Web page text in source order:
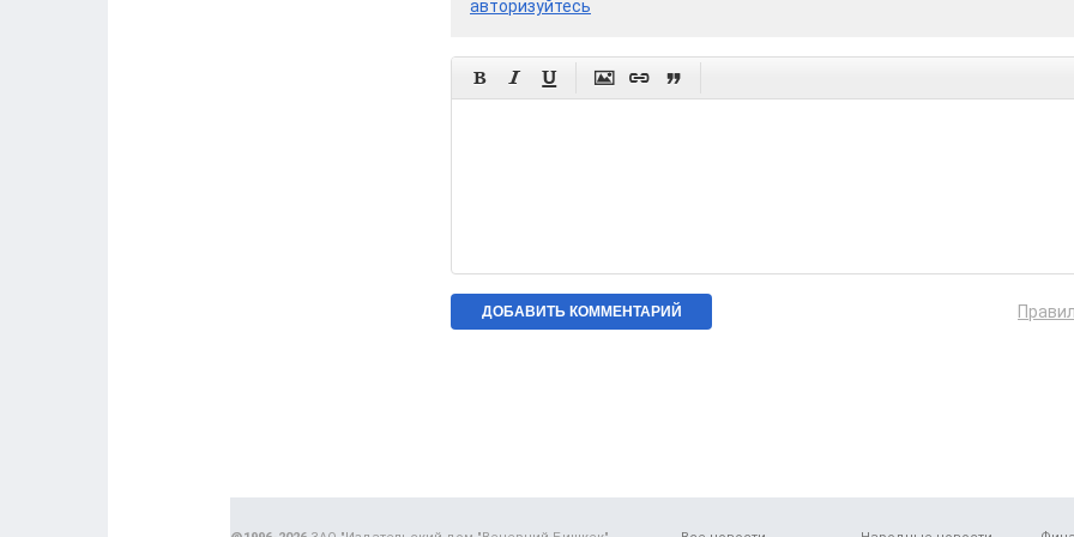
авторизуйтесь
     